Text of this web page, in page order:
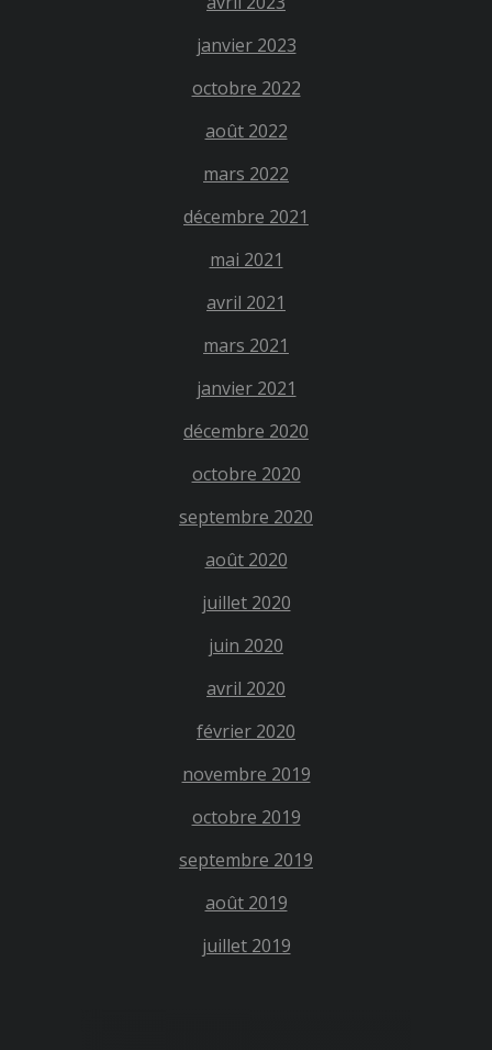
janvier 2023
octobre 2022
août 2022
mars 2022
décembre 2021
mai 2021
avril 2021
mars 2021
janvier 2021
décembre 2020
octobre 2020
septembre 2020
août 2020
juillet 2020
juin 2020
avril 2020
février 2020
novembre 2019
octobre 2019
septembre 2019
août 2019
juillet 2019